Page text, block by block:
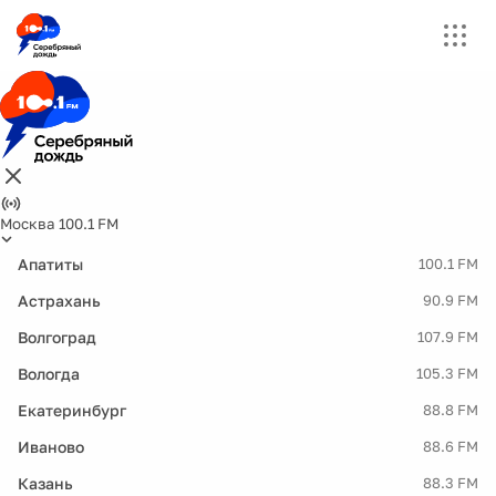
Москва 100.1 FM
Апатиты 100.1 FM
Астрахань 90.9 FM
Волгоград 107.9 FM
Вологда 105.3 FM
Екатеринбург 88.8 FM
Иваново 88.6 FM
Казань 88.3 FM